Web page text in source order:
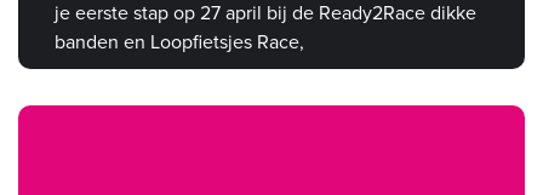
je eerste stap op 27 april bij de Ready2Race dikke
banden en Loopfietsjes Race,